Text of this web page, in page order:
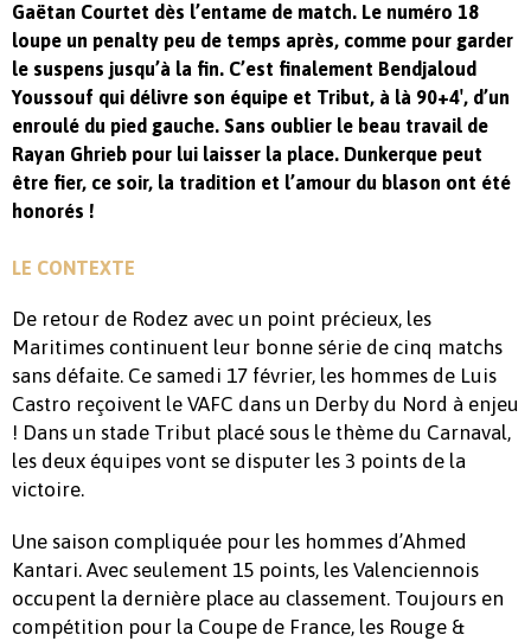
Gaëtan Courtet dès l’entame de match. Le numéro 18
loupe un penalty peu de temps après, comme pour garder
le suspens jusqu’à la fin. C’est finalement Bendjaloud
Youssouf qui délivre son équipe et Tribut, à là 90+4′, d’un
enroulé du pied gauche. Sans oublier le beau travail de
Rayan Ghrieb pour lui laisser la place. Dunkerque peut
être fier, ce soir, la tradition et l’amour du blason ont été
honorés !
LE CONTEXTE
De retour de Rodez avec un point précieux, les
Maritimes continuent leur bonne série de cinq matchs
sans défaite. Ce samedi 17 février, les hommes de Luis
Castro reçoivent le VAFC dans un Derby du Nord à enjeu
! Dans un stade Tribut placé sous le thème du Carnaval,
les deux équipes vont se disputer les 3 points de la
victoire.
Une saison compliquée pour les hommes d’Ahmed
Kantari. Avec seulement 15 points, les Valenciennois
occupent la dernière place au classement. Toujours en
compétition pour la Coupe de France, les Rouge &